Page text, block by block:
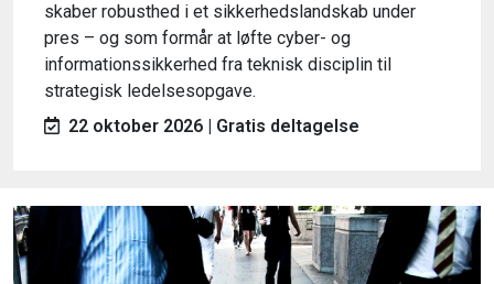
skaber robusthed i et sikkerhedslandskab under
pres – og som formår at løfte cyber- og
informationssikkerhed fra teknisk disciplin til
strategisk ledelsesopgave.
22 oktober 2026 | Gratis deltagelse